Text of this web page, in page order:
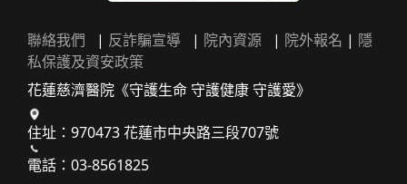
聯絡我們 | 反詐騙宣導 | 院內資源 | 院外報名 | 隱
私保護及資安政策
花蓮慈濟醫院《守護生命 守護健康 守護愛》
住址：970473 花蓮市中央路三段707號
電話：03-8561825